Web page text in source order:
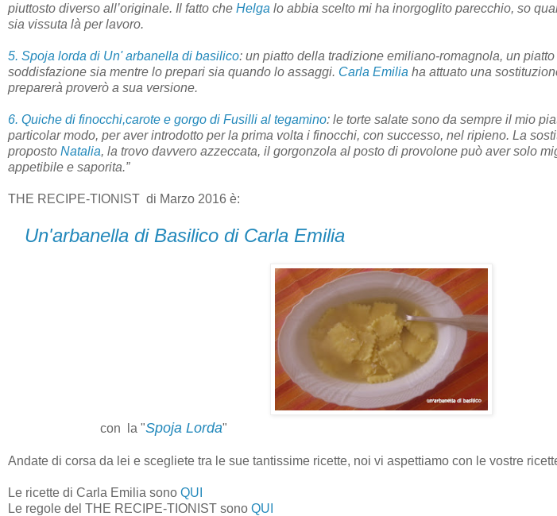
piuttosto diverso all’originale. Il fatto che Helga lo abbia scelto mi ha inorgoglito parecchio, so
sia vissuta là per lavoro.
5. Spoja lorda di Un' arbanella di basilico: un piatto della tradizione emiliano-romagnola, un
soddisfazione sia mentre lo prepari sia quando lo assaggi. Carla Emilia ha attuato una
preparerà proverò a sua versione.
6. Quiche di finocchi,carote e gorgo di Fusilli al tegamino: le torte salate sono da sempre il mio
particolar modo, per aver introdotto per la prima volta i finocchi, con successo, nel ripieno. La
proposto Natalia, la trovo davvero azzeccata, il gorgonzola al posto di provolone può aver solo
appetibile e saporita.”
THE RECIPE-TIONIST di Marzo 2016 è:
Un'arbanella di Basilico di Carla Emilia
con la "Spoja Lorda"
Andate di corsa da lei e scegliete tra le sue tantissime ricette, noi vi aspettiamo con le vostre
Le ricette di Carla Emilia sono QUI
Le regole del THE RECIPE-TIONIST sono QUI